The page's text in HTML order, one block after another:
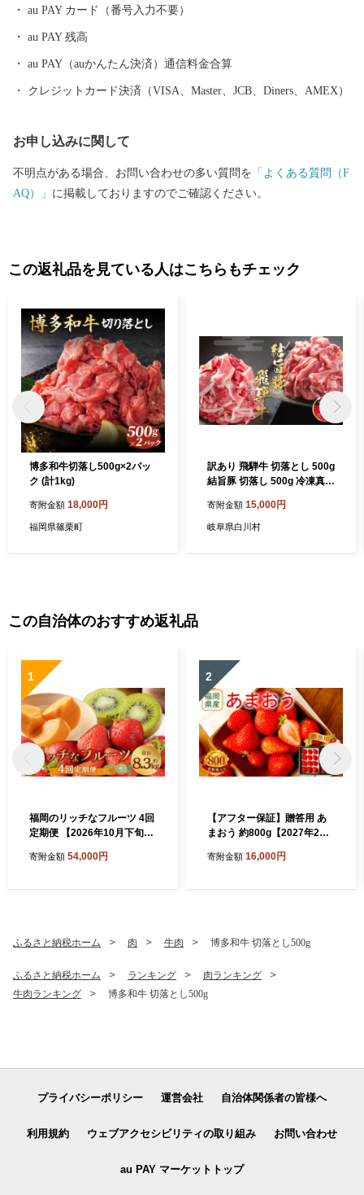
au PAY カード（番号入力不要）
au PAY 残高
au PAY（auかんたん決済）通信料金合算
クレジットカード決済（VISA、Master、JCB、Diners、AMEX）
お申し込みに関して
不明点がある場合、お問い合わせの多い質問を 「よくある質問（F
AQ）」 に掲載しておりますのでご確認ください。
この返礼品を見ている人はこちらもチェック
博多和牛切落し500g×2パッ
ク (計1kg)
寄附金額 18,000円
福岡県篠栗町
訳あり 飛騨牛 切落とし 500g
結旨豚 切落し 500g 冷凍真空
すき焼き すきやき 黒毛和牛
和牛 人気 おすすめ 牛肉 豚肉
寄附金額 15,000円
岐阜県白川村
この自治体のおすすめ返礼品
1
福岡のリッチなフルーツ 4回
定期便 【2026年10月下旬～
フルーツ 果実 果物 秋王 甘う
寄附金額 54,000円
2
【アフター保証】贈答用 あ
まおう 約800g【2027年2月
定】 いちご イチゴ 苺 化粧箱
寄附金額 16,000円
ふるさと納税ホーム 肉 牛肉 博多和牛 切落とし500g
ふるさと納税ホーム ランキング
肉ランキング
牛肉ランキング
博多和牛 切落とし500g
プライバシーポリシー 運営会社 自治体関係者の皆様へ
利用規約 ウェブアクセシビリティの取り組み お問い合わせ
au PAY マーケットトップ